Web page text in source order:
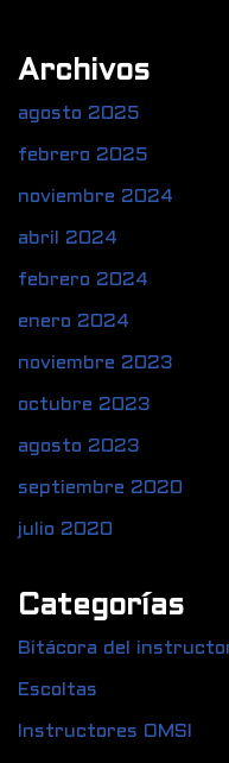
Archivos
agosto 2025
febrero 2025
noviembre 2024
abril 2024
febrero 2024
enero 2024
noviembre 2023
octubre 2023
agosto 2023
septiembre 2020
julio 2020
Categorías
Bitácora del
Escoltas
Instructores OMSI